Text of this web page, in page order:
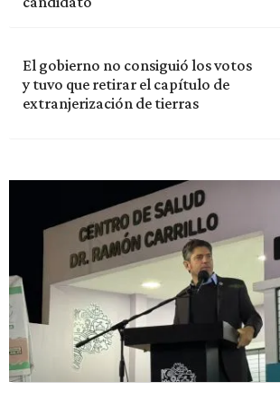
El gobierno no consiguió los votos
y tuvo que retirar el capítulo de
extranjerización de tierras